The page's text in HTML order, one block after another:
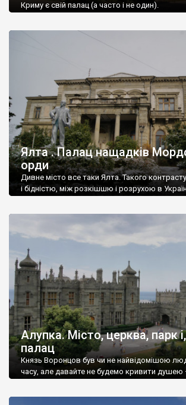
Криму є свій палац (а часто і не один).
Ялта . Палац нащадків
орди
Дивне місто все таки Ялта. Такого
і бідністю, між розкішшю і розрухою в
Алупка. Місто, церква, парк
палац
Князь Воронцов був чи не найвідомішою
часу, але давайте не будемо кривити душею